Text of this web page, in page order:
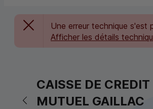
Une erreur technique s'est
Afficher les détails
Retour vers la page précédente
CAISSE DE CREDIT
MUTUEL GAILLAC